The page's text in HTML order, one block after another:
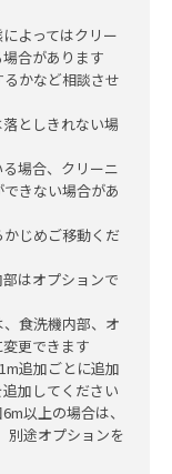
よってはクリー
合があります
るかなど相談させ
としきれない場
場合、クリーニ
きない場合があ
じめご移動くだ
はオプションで
食洗機内部、オ
更できます
追加ごとに追加
加してください
以上の場合は、
別途オプションを